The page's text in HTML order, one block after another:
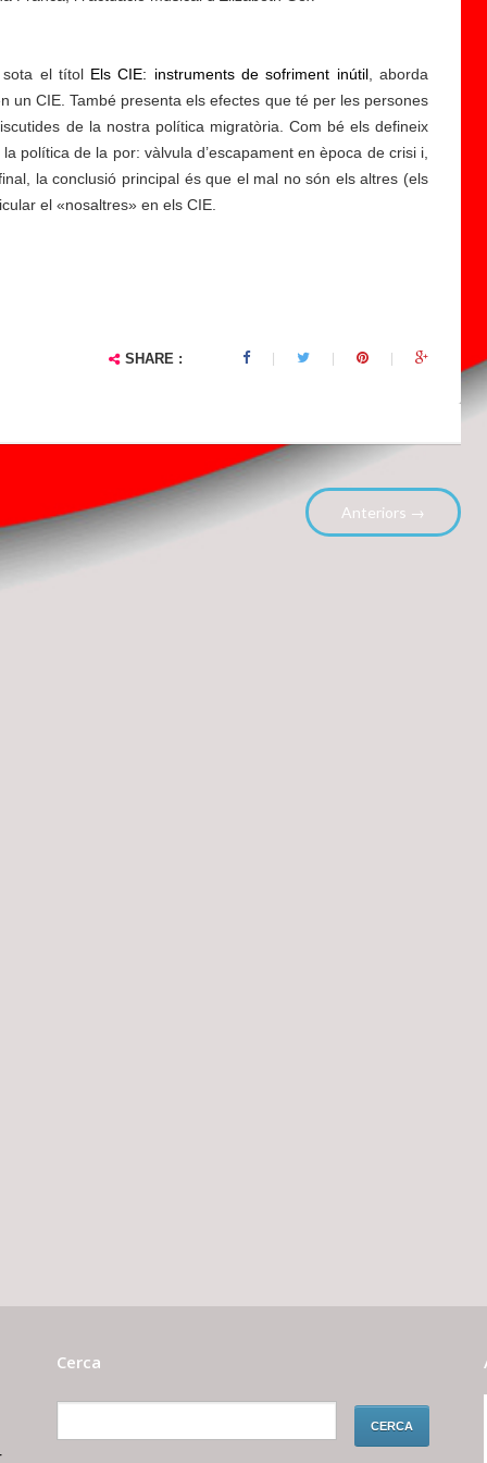
sota el títol Els CIE: instruments de sofriment inútil, aborda
un CIE. També presenta els efectes que té per les persones
de la nostra política migratòria. Com bé els defineix
política de la por: vàlvula d’escapament en època de crisi i,
la conclusió principal és que el mal no són els altres (els
el «nosaltres» en els CIE.
SHARE :
Anteriors →
Cerca